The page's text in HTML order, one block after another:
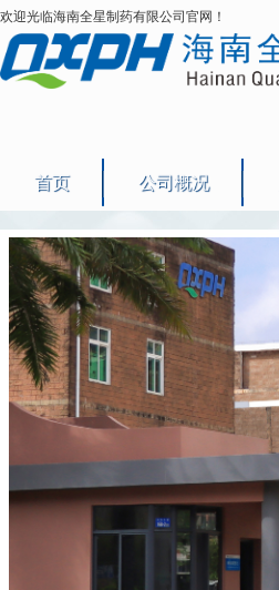
欢迎光临海南全星制药有限公司官网！
首页 公司概况